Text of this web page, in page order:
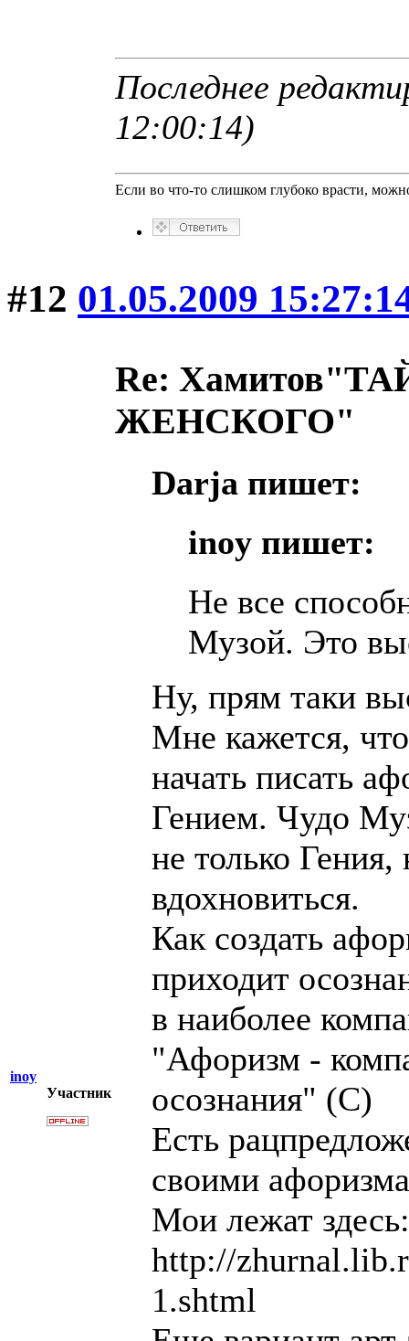
Последнее
12:00:14)
Если во что-то слишком глубоко врасти,
#12 01.05.2009
inoy
Участник
Re:
ЖЕНСКОГО"
Darja пишет:
inoy пишет:
Не все
Музой. Это
Ну, прям таки
Мне кажется,
начать писать
Гением. Чудо
не только Гения,
вдохновиться.
Как создать
приходит
в наиболее
"Афоризм -
осознания" (С)
Есть
своими
Мои лежат здесь:
http://
1.shtml